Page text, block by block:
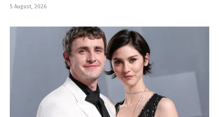
5 August, 2026